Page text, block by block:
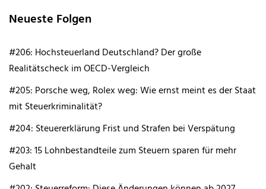
Neueste Folgen
#206: Hochsteuerland Deutschland? Der große
Realitätscheck im OECD-Vergleich
#205: Porsche weg, Rolex weg: Wie ernst meint es der Staat
mit Steuerkriminalität?
#204: Steuererklärung Frist und Strafen bei Verspätung
#203: 15 Lohnbestandteile zum Steuern sparen für mehr
Gehalt